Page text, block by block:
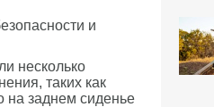
и
несколько
таких как
на заднем сиденье